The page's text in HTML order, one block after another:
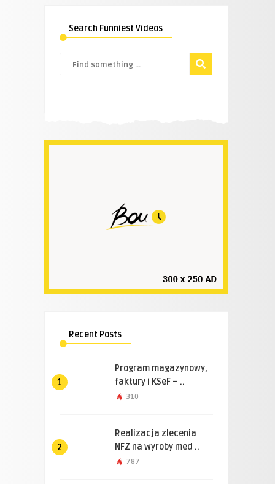
Search Funniest Videos
Recent Posts
1
Program magazynowy,
faktury i KSeF – ..
310
2
Realizacja zlecenia
NFZ na wyroby med ..
787